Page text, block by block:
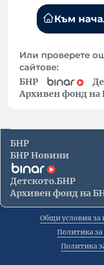
Към
Или проверете
сайтове:
БНР
Архивен фонд на
БНР
БНР Новини
Детското.БНР
Архивен фонд на
Общи условия за
Политика
Политика